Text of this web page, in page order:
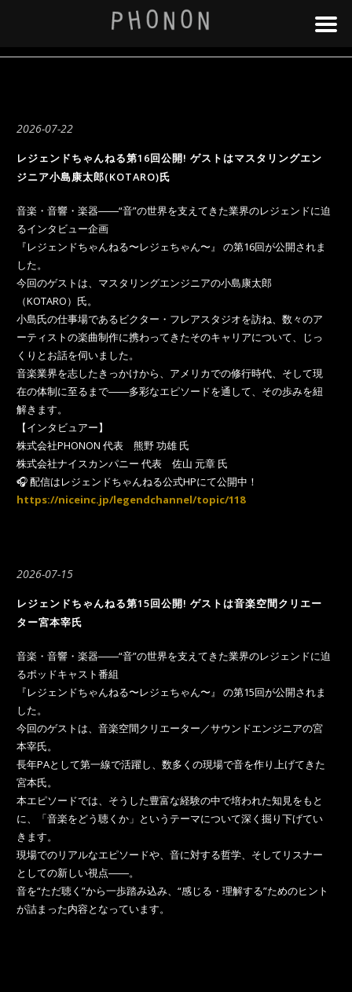
2026-07-22
レジェンドちゃんねる第16回公開! ゲストはマスタリングエン
ジニア小島康太郎(KOTARO)氏
音楽・音響・楽器――“音”の世界を支えてきた業界のレジェンドに迫
るインタビュー企画
『レジェンドちゃんねる〜レジェちゃん〜』 の第16回が公開されま
した。
今回のゲストは、マスタリングエンジニアの小島康太郎
（KOTARO）氏。
小島氏の仕事場であるビクター・フレアスタジオを訪ね、数々のア
ーティストの楽曲制作に携わってきたそのキャリアについて、じっ
くりとお話を伺いました。
音楽業界を志したきっかけから、アメリカでの修行時代、そして現
在の体制に至るまで――多彩なエピソードを通して、その歩みを紐
解きます。
【インタビュアー】
株式会社PHONON 代表 熊野 功雄 氏
株式会社ナイスカンパニー 代表 佐山 元章 氏
🎧 配信はレジェンドちゃんねる公式HPにて公開中！
https://niceinc.jp/legendchannel/topic/118
2026-07-15
レジェンドちゃんねる第15回公開! ゲストは音楽空間クリエー
ター宮本宰氏
音楽・音響・楽器――“音”の世界を支えてきた業界のレジェンドに迫
るポッドキャスト番組
『レジェンドちゃんねる〜レジェちゃん〜』 の第15回が公開されま
した。
今回のゲストは、音楽空間クリエーター／サウンドエンジニアの宮
本宰氏。
長年PAとして第一線で活躍し、数多くの現場で音を作り上げてきた
宮本氏。
本エピソードでは、そうした豊富な経験の中で培われた知見をもと
に、「音楽をどう聴くか」というテーマについて深く掘り下げてい
きます。
現場でのリアルなエピソードや、音に対する哲学、そしてリスナー
としての新しい視点――。
音を“ただ聴く”から一歩踏み込み、“感じる・理解する”ためのヒント
が詰まった内容となっています。